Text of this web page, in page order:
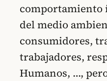
comportamiento
del medio
consumidores,
trabajadores,
Humanos, …,